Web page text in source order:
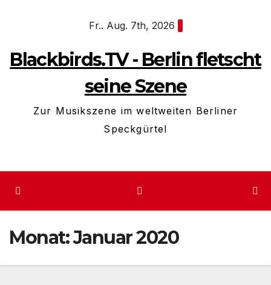
Fr.. Aug. 7th, 2026
Blackbirds.TV - Berlin fletscht
seine Szene
Zur Musikszene im weltweiten Berliner
Speckgürtel
Monat:Januar 2020